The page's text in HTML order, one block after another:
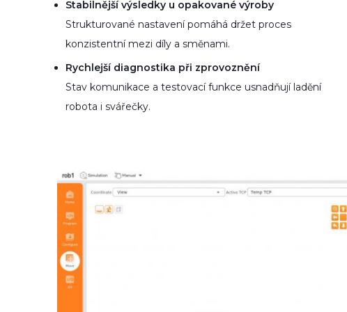
Stabilnější výsledky u opakované výroby
Strukturované nastavení pomáhá držet proces
konzistentní mezi díly a směnami.
Rychlejší diagnostika při zprovoznění
Stav komunikace a testovací funkce usnadňují ladění
robota i svářečky.